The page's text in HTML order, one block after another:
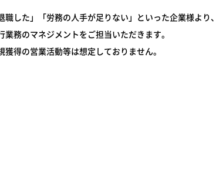
した」「労務の人手が足りない」といった企業様より
務のマネジメントをご担当いただきます。
得の営業活動等は想定しておりません。